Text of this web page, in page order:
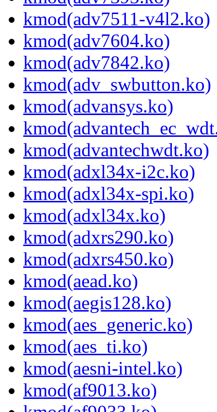
kmod(adv7511-v4l2.ko)
kmod(adv7604.ko)
kmod(adv7842.ko)
kmod(adv_swbutton.ko)
kmod(advansys.ko)
kmod(advantechwdt.ko)
kmod(adxl34x-i2c.ko)
kmod(adxl34x-spi.ko)
kmod(adxl34x.ko)
kmod(adxrs290.ko)
kmod(adxrs450.ko)
kmod(aead.ko)
kmod(aegis128.ko)
kmod(aes_generic.ko)
kmod(aes_ti.ko)
kmod(aesni-intel.ko)
kmod(af9013.ko)